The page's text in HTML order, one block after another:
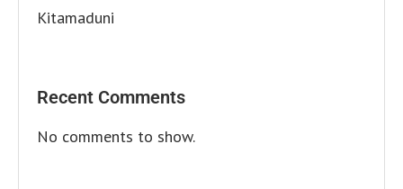
Kitamaduni
Recent Comments
No comments to show.